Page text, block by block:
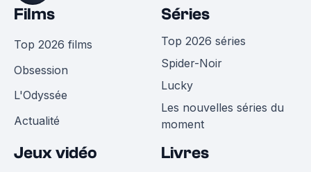
Films
Top 2026 films
Obsession
L'Odyssée
Actualité
Séries
Top 2026 séries
Spider-Noir
Lucky
Les nouvelles séries du
moment
Jeux vidéo Livres